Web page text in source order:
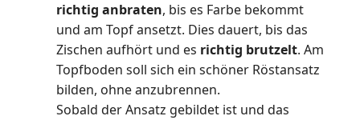
richtig anbraten, bis es Farbe bekommt
und am Topf ansetzt. Dies dauert, bis das
Zischen aufhört und es richtig brutzelt. Am
Topfboden soll sich ein schöner Röstansatz
bilden, ohne anzubrennen.
Sobald der Ansatz gebildet ist und das